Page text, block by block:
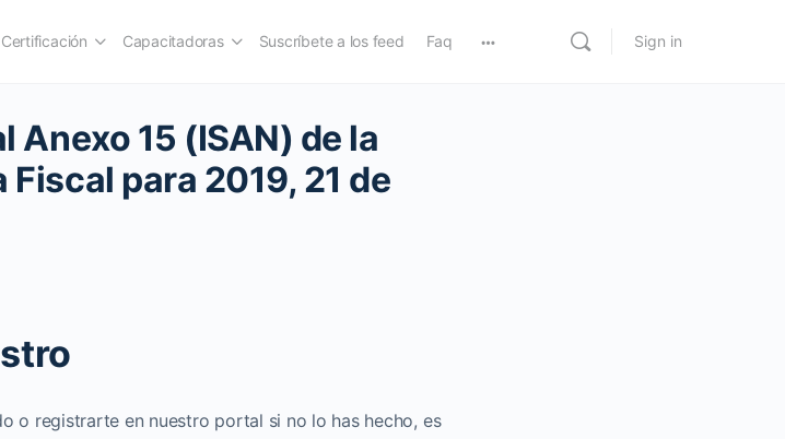
Certificación Capacitadoras Suscríbete a los feed Faq Sign in
15 (ISAN) de la
para 2019, 21 de
o registrarte en nuestro portal si no lo has hecho, es